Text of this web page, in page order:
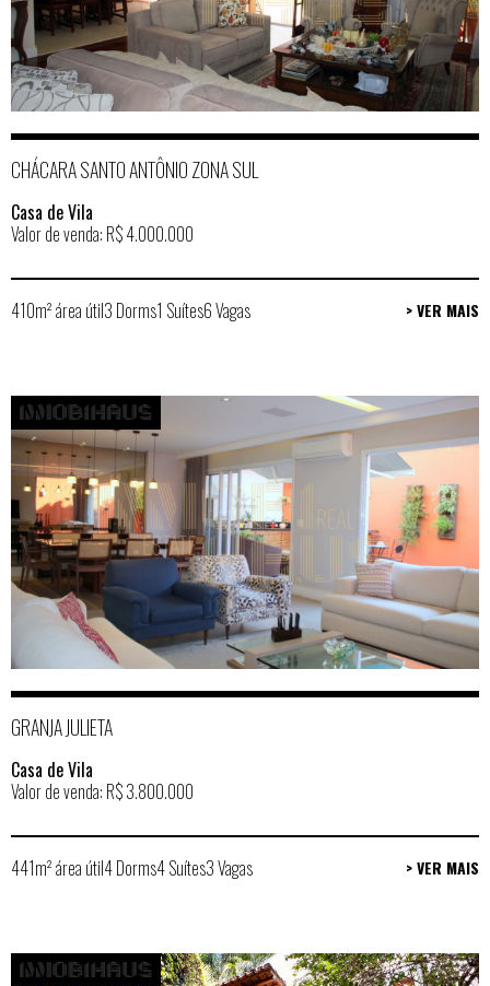
CHÁCARA SANTO ANTÔNIO ZONA SUL
Casa de Vila
Valor de venda: R$ 4.000.000
410m² área útil3 Dorms1 Suítes6 Vagas > VER MAIS
GRANJA JULIETA
Casa de Vila
Valor de venda: R$ 3.800.000
441m² área útil4 Dorms4 Suítes3 Vagas > VER MAIS